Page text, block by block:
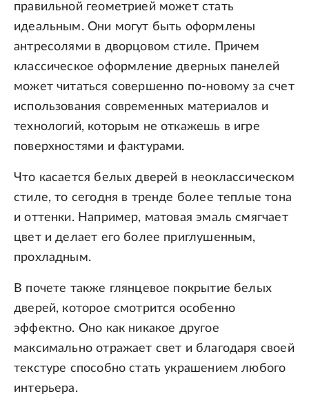
правильной геометрией может стать
идеальным. Они могут быть оформлены
антресолями в дворцовом стиле. Причем
классическое оформление дверных панелей
может читаться совершенно по-новому за счет
использования современных материалов и
технологий, которым не откажешь в игре
поверхностями и фактурами.
Что касается белых дверей в неоклассическом
стиле, то сегодня в тренде более теплые тона
и оттенки. Например, матовая эмаль смягчает
цвет и делает его более приглушенным,
прохладным.
В почете также глянцевое покрытие белых
дверей, которое смотрится особенно
эффектно. Оно как никакое другое
максимально отражает свет и благодаря своей
текстуре способно стать украшением любого
интерьера.